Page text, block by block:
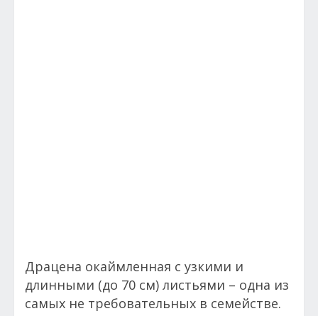
Драцена окаймленная с узкими и
длинными (до 70 см) листьями – одна из
самых не требовательных в семействе.